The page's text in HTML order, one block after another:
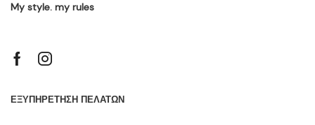
My style. my rules
ΕΞΥΠΗΡΕΤΗΣΗ ΠΕΛΑΤΩΝ